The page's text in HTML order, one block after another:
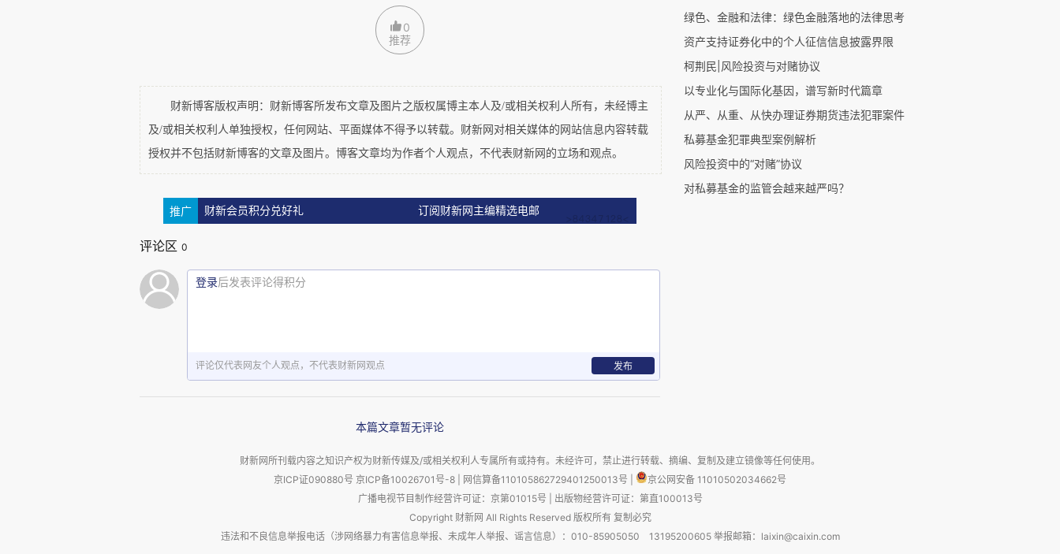
在案源获取端，在与其他一流律所的招投标中，无论是诉讼还是非诉讼项目，我
我们的自信。
为客户提供高质量的法律解决方案，是我们存在的基础和发展的动力。竞争，不
仅在于案源获取端，更重要的在于案件交付端。用心把每一个案件办好，实现客户
合法权益的最大化和践行社会责任，是我们一直追求的目标。
在这二年中，我们“一心一意搞建设，聚精会神谋发展”。没有跟风同行业，而是
一直关注并满足自己客户的需求。客户的需求是不断变化的，我们以此为出发点思
考和解决问题。
“打铁还需自身硬”，如果不夯实自己的基础，就无法在与其他律所的激烈竞争中
胜出。我们只关注自己的舞台，在自己的世界里不断探寻，在钻研业务时，尤其关
就法律服务的形式而言，为做到将无形的法律服务有形化。我们首先统一原来五
花八门的商标和外观设计，其次在装修上实行现在国际律所流行的北欧风格，最
后，花了一年时间改进文件格式、名片和标识，以此构建品牌形象。
0
推荐
财新博客版权声明：财新博客所发布文章及图片之版权属博主本人及/或相关权利人所有，未经博主
及/或相关权利人单独授权，任何网站、平面媒体不得予以转载。财新网对相关媒体的网站信息内容转载
授权并不包括财新博客的文章及图片。博客文章均为作者个人观点，不代表财新网的立场和观点。
推广 财新会员积分兑好礼 订阅财新网主编精选电邮
评论区 0
登录后发表评论得积分
评论仅代表网友个人观点，不代表财新网观点 发布
本篇文章暂无评论
绿色、金融和法律：绿色金融落地的法律思考
资产支持证券化中的个人征信信息披露界限
柯荆民|风险投资与对赌协议
以专业化与国际化基因，谱写新时代篇章
从严、从重、从快办理证券期货违法犯罪案件
私募基金犯罪典型案例解析
风险投资中的“对赌”协议
对私募基金的监管会越来越严吗？
财新网所刊载内容之知识产权为财新传媒及/或相关权利人专属所有或持有。未经许可，禁止进行转载、摘编、复制及建立镜像等任何使用。
京ICP证090880号 京ICP备10026701号-8 网信算备110105862729401250013号
京公网安备 11010502034662号
广播电视节目制作经营许可证：京第01015号
出版物经营许可证：第直100013号
Copyright 财新网 All Rights Reserved 版权所有 复制必究
违法和不良信息举报电话（涉网络暴力有害信息举报、未成年人举报、谣言信息）：010-85905050 13195200605 举报邮箱：laixin@caixin.com